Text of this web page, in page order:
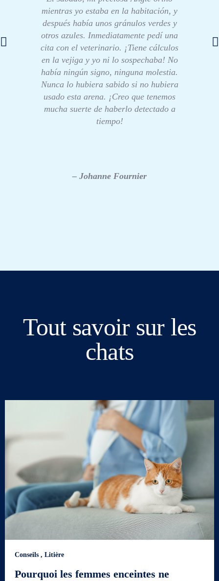
mientras yo estaba en la habitación, y
después había unos gránulos verdes y
otros azules. Inmediatamente pedí una
cita con el veterinario. ¡Tiene cálculos
en la vejiga y yo ni lo sospechaba! No
había ningún signo, ninguna molestia.
Nunca lo hubiera sabido si no hubiera
usado esta arena. ¡Creo que tenemos
mucha suerte de haberlo detectado a
tiempo!
– Johanne Fournier
Tout savoir sur les
chats
Conseils , Litière
Pourquoi les femmes enceintes ne